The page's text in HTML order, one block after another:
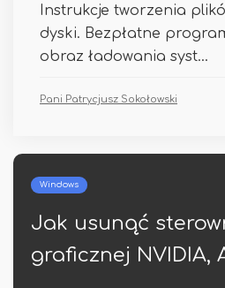
Instrukcje tworzenia
dyski. Bezpłatne
obraz ładowania syst...
Pani Patrycjusz Sokołowski
Bezpieczeństwo
Oficjalne
haseł Google